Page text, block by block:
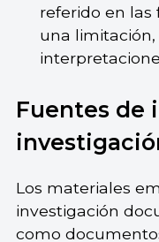
referido en las
una
Fuentes de
Los materiales
investigación
como